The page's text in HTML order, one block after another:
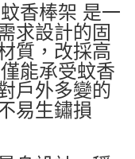
香棒架 是一
求設計的固
質，改採高
能承受蚊香
戶外多變的
易生鏽損